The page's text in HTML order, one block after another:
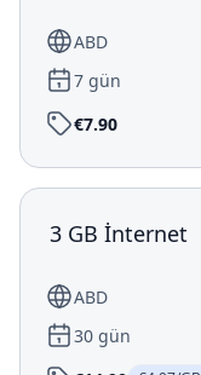
ABD
7 gün
€7.90
3 GB İnternet
ABD
30 gün